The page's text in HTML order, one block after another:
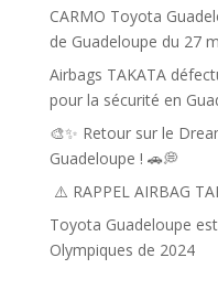
CARMO Toyota
de Guadeloupe du 27
Airbags TAKATA
pour la sécurité en
🎨✨ Retour sur le
Guadeloupe ! 🚗💭
⚠️ RAPPEL AIRBAG
Toyota Guadeloupe
Olympiques de 2024